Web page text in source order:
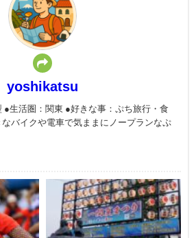
yoshikatsu
●生活圏：関東 ●好きな事：ぷち旅行・食
バイクや電車で気ままにノープランなぷ